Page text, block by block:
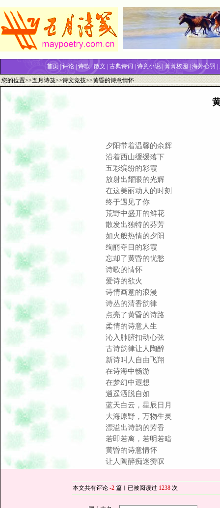
首页 评论 诗歌 |散文 古典诗词 诗意小说 菁菁校园| 海外心羽
您的位置>>五月诗笺>>诗文竞技>>黄昏的诗意情怀
夕阳带着温馨的余辉
沿着西山缓缓落下
五彩缤纷的彩霞
放射出耀眼的光辉
在这美丽动人的时刻
终于遇见了你
荒野中盛开的鲜花
散发出独特的芬芳
如火般热情的夕阳
绚丽夺目的彩霞
忘却了黄昏的忧愁
诗歌的情怀
爱诗的欲火
诗情画意的浪漫
诗丛的清香韵律
点亮了黄昏的诗路
柔情的诗意人生
沁入肺腑扣动心弦
古诗韵律让人陶醉
新诗叫人自由飞翔
在诗海中畅游
在梦幻中遐想
逍遥洒脱自如
蓝天白云，星辰日月
大海原野，万物生灵
漂溢出诗韵的芳香
若即若离，若明若暗
黄昏的诗意情怀
让人陶醉痴迷赞叹
本文共有评论 -2 篇︱已被阅读过 1238 次